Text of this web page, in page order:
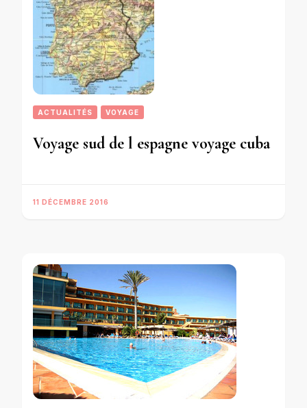
ACTUALITÉS VOYAGE
Voyage sud de l espagne voyage cuba
11 DÉCEMBRE 2016